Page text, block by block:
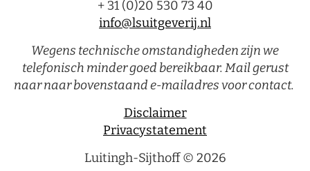
+ 31 (0)20 530 73 40
info@lsuitgeverij.nl
Wegens technische omstandigheden zijn we
telefonisch minder goed bereikbaar. Mail gerust
naar naar bovenstaand e-mailadres voor contact.
Disclaimer
Privacystatement
Luitingh-Sijthoff © 2026